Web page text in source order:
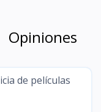
Opiniones
de películas